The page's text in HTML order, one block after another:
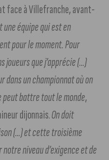
face à Villefranche, avant-
une équipe qui est en
pour le moment. Pour
joueurs que j’apprécie (…)
dans un championnat où on
battre tout le monde,
dijonnais.On doit
(…) et cette troisième
niveau d’exigence et de